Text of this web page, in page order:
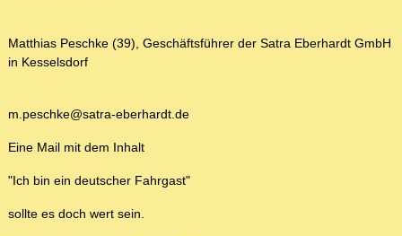
Matthias Peschke (39), Geschäftsführer der Satra Eberhardt GmbH
in Kesselsdorf
m.peschke@satra-eberhardt.de
Eine Mail mit dem Inhalt
"Ich bin ein deutscher Fahrgast"
sollte es doch wert sein.